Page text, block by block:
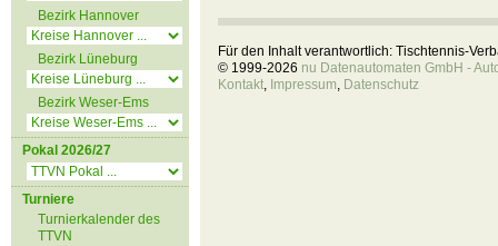
Bezirk Hannover
Bezirk Lüneburg
Bezirk Weser-Ems
Pokal 2026/27
Turniere
Turnierkalender des
TTVN
Für den Inhalt verantwortlich: Tischtennis-
© 1999-2026 nu Datenautomaten GmbH -
Kontakt, Impressum, Datenschutz